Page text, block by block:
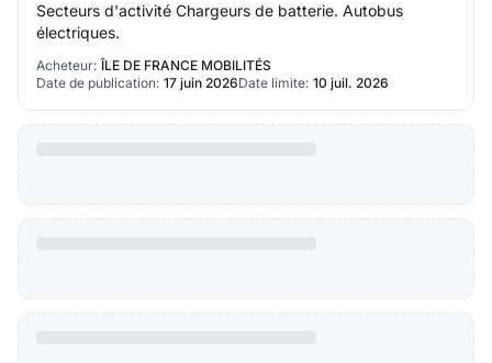
Secteurs d'activité Chargeurs de batterie. Autobus
électriques.
Acheteur: ÎLE DE FRANCE MOBILITÉS
Date de publication: 17 juin 2026Date limite: 10 juil. 2026